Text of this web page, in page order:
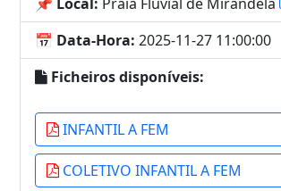
📅 Data-Hora: 2025-11-27 11:00:00
Ficheiros disponíveis:
INFANTIL A FEM
COLETIVO INFANTIL A FEM